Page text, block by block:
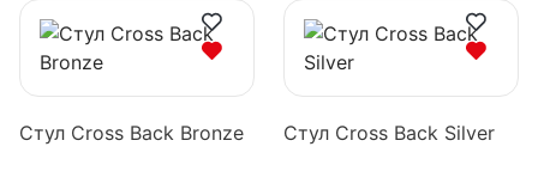
Стул Cross Back Bronze Стул Cross Back Silver